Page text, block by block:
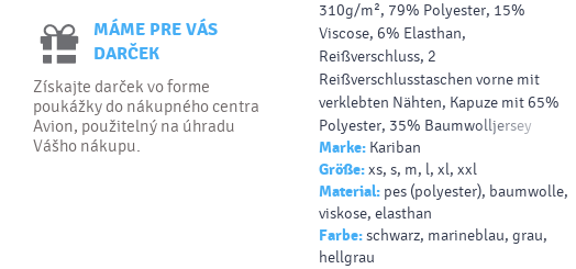
MÁME PRE VÁS
DARČEK
Získajte darček vo forme
poukážky do nákupného centra
Avion, použitelný na úhradu
Vášho nákupu.
310g/m², 79% Polyester, 15%
Viscose, 6% Elasthan,
Reißverschluss, 2
Reißverschlusstaschen vorne mit
verklebten Nähten, Kapuze mit 65%
Polyester, 35% Baumwolljersey
Futter, zweifarbige Kordel,
kontrastfarbige Bündchen an Ärmel
und Saum
Marke: Kariban
Größe:xs, s, m, l, xl, xxl
Material: pes (polyester), baumwolle,
viskose, elasthan
Farbe:schwarz, marineblau, grau,
hellgrau